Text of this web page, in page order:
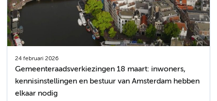
24 februari 2026
Gemeenteraadsverkiezingen 18 maart: inwoners,
kennisinstellingen en bestuur van Amsterdam hebben
elkaar nodig